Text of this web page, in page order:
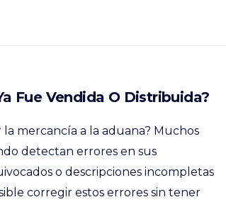
Fue Vendida O Distribuida?
mercancía a la aduana? Muchos
detectan errores en sus
o descripciones incompletas
corregir estos errores sin tener